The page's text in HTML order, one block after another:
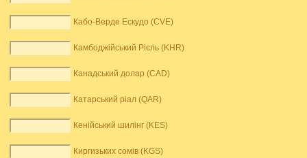
Кабо-Верде Ескудо (CVE)
Камбоджійський Рієль (KHR)
Канадський долар (CAD)
Катарський ріал (QAR)
Кенійський шилінг (KES)
Киргизьких сомів (KGS)